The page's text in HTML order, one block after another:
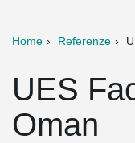
Home Referenze
UES
Oman